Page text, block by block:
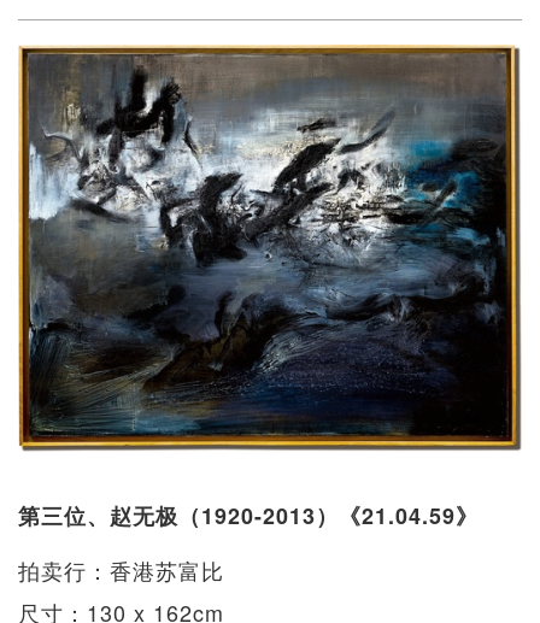
第三位、赵无极（1920-2013）《21.04.59》
拍卖行：香港苏富比
尺寸：130 x 162cm